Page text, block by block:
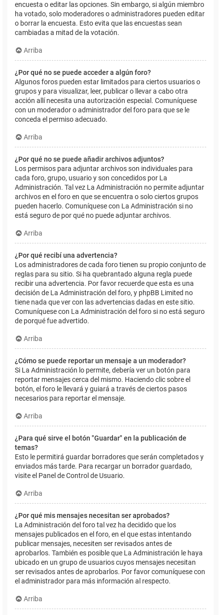
encuesta o editar las opciones. Sin embargo, si algún miembro
ha votado, solo moderadores o administradores pueden editar
o borrar la encuesta. Esto evita que las encuestas sean
cambiadas a mitad de la votación.
Arriba
¿Por qué no se puede acceder a algún foro?
Algunos foros pueden estar limitados para ciertos usuarios o
grupos y para visualizar, leer, publicar o llevar a cabo otra
acción allí necesita una autorización especial. Comuníquese
con un moderador o administrador del foro para que se le
conceda el permiso adecuado.
Arriba
¿Por qué no se puede añadir archivos adjuntos?
Los permisos para adjuntar archivos son individuales para
cada foro, grupo, usuario y son concedidos por La
Administración. Tal vez La Administración no permite adjuntar
archivos en el foro en que se encuentra o solo ciertos grupos
pueden hacerlo. Comuníquese con La Administración si no
está seguro de por qué no puede adjuntar archivos.
Arriba
¿Por qué recibí una advertencia?
Los administradores de cada foro tienen su propio conjunto de
reglas para su sitio. Si ha quebrantado alguna regla puede
recibir una advertencia. Por favor recuerde que esta es una
decisión de La Administración del foro, y phpBB Limited no
tiene nada que ver con las advertencias dadas en este sitio.
Comuníquese con La Administración del foro si no está seguro
de porqué fue advertido.
Arriba
¿Cómo se puede reportar un mensaje a un moderador?
Si La Administración lo permite, debería ver un botón para
reportar mensajes cerca del mismo. Haciendo clic sobre el
botón, el foro le llevará y guiará a través de ciertos pasos
necesarios para reportar el mensaje.
Arriba
¿Para qué sirve el botón "Guardar" en la publicación de
temas?
Esto le permitirá guardar borradores que serán completados y
enviados más tarde. Para recargar un borrador guardado,
visite el Panel de Control de Usuario.
Arriba
¿Por qué mis mensajes necesitan ser aprobados?
La Administración del foro tal vez ha decidido que los
mensajes publicados en el foro, en el que estas intentando
publicar mensajes, necesiten ser revisados antes de
aprobarlos. También es posible que La Administración le haya
ubicado en un grupo de usuarios cuyos mensajes necesitan
ser revisados antes de aprobarlos. Por favor comuníquese con
el administrador para más información al respecto.
Arriba